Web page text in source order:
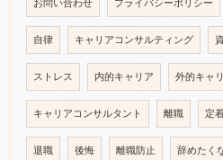
お問い合わせ プライバシーポリシー
自律 キャリアコンサルティング
ストレス 内的キャリア 外的キャ
キャリアコンサルタント 離職 定
退職 後悔 離職防止 辞めたく